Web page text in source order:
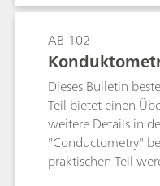
Kristallmembran.
Komplexbildnern
der Analyse ein
Komplex in die
Verfahren, das
für die
EDTA-Metall-
Bestimmung der
ermöglicht die
AB-102
Dieses Bulletin
Teil bietet einen
weitere Details in
"Conductometry"
praktischen Teil